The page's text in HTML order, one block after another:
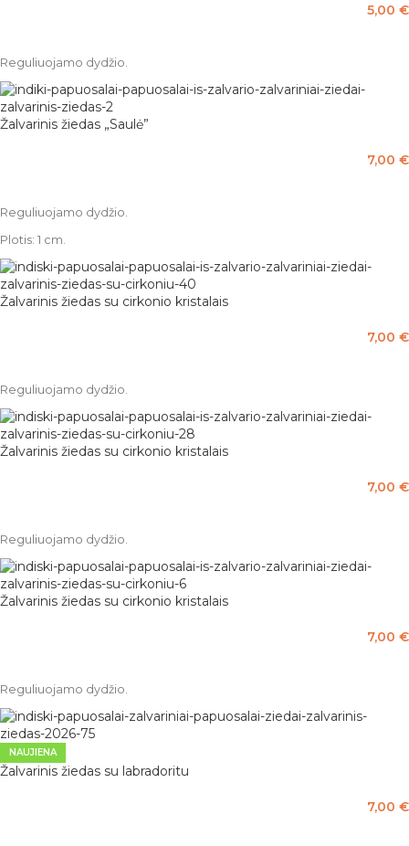
5,00 €
Reguliuojamo dydžio.
Žalvarinis žiedas „Saulė”
7,00 €
Reguliuojamo dydžio.
Plotis: 1 cm.
Žalvarinis žiedas su cirkonio kristalais
7,00 €
Reguliuojamo dydžio.
Žalvarinis žiedas su cirkonio kristalais
7,00 €
Reguliuojamo dydžio.
Žalvarinis žiedas su cirkonio kristalais
7,00 €
Reguliuojamo dydžio.
NAUJIENA
Žalvarinis žiedas su labradoritu
7,00 €